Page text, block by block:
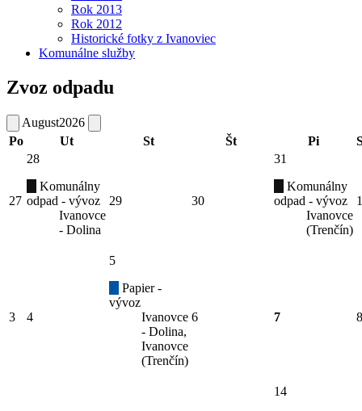
Rok 2013
Rok 2012
Historické fotky z Ivanoviec
Komunálne služby
Zvoz odpadu
August2026
Po
Ut St Št Pi
27
28
Komunálny
odpad - vývoz
Ivanovce
- Dolina
29 30
31
Komunálny
odpad - vývoz
Ivanovce
(Trenčín)
1
3 4
5
Papier -
vývoz
Ivanovce
- Dolina,
Ivanovce
(Trenčín)
6 7 8
14